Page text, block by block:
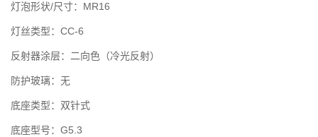
灯泡形状/尺寸：MR16
灯丝类型：CC-6
反射器涂层：二向色（冷光反射）
防护玻璃：无
底座类型：双针式
底座型号：G5.3